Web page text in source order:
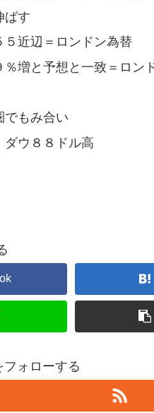
ばす
５近辺＝ロンドン為替
増と予想と一致＝ロン
もみ合い
ウ８８ドル高
ォローする